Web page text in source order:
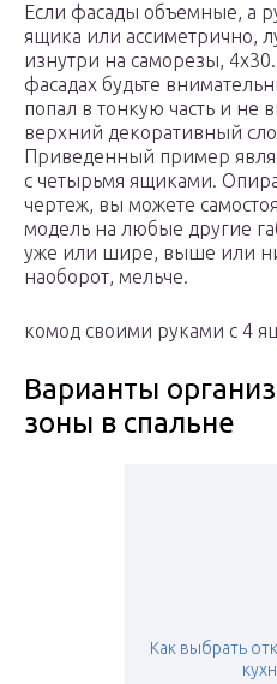
Если фасады объемные, а
ящика или ассиметрично,
изнутри на саморезы,
фасадах будьте
попал в тонкую часть и не
верхний декоративный
Приведенный пример
с четырьмя ящиками.
чертеж, вы можете
модель на любые другие
уже или шире, выше или
наоборот, мельче.
комод своими руками с 4
Варианты
зоны в спальне
Как выбрать